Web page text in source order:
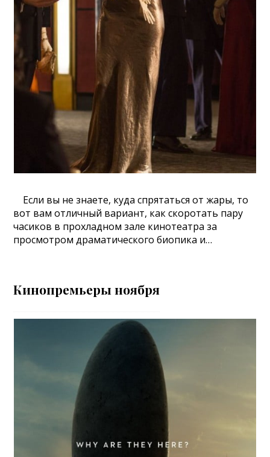
Если вы не знаете, куда спрятаться от жары, то
вот вам отличный вариант, как скоротать пару
часиков в прохладном зале кинотеатра за
просмотром драматического биопика и…
Кинопремьеры ноября